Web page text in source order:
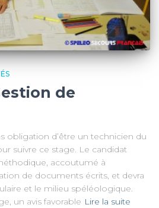
de
obligation d’être un technicien du
suivre ce stage. Le candidat
accoutumé à
de documents écrits, et devra
et le milieu spéléologique.
un avis favorable Lire la suite